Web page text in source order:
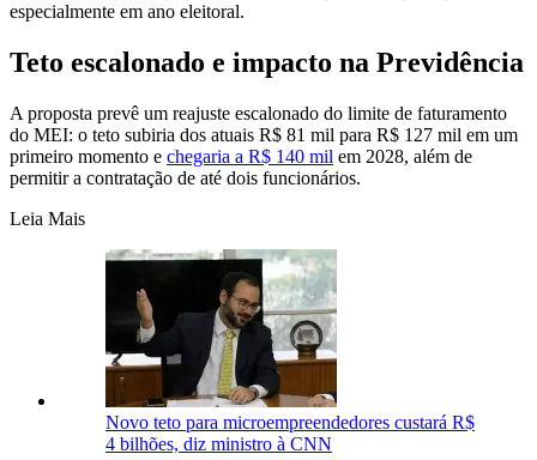
especialmente em ano eleitoral.
Teto escalonado e impacto na Previdência
A proposta prevê um reajuste escalonado do limite de faturamento
do MEI: o teto subiria dos atuais R$ 81 mil para R$ 127 mil em um
primeiro momento e chegaria a R$ 140 mil em 2028, além de
permitir a contratação de até dois funcionários.
Leia Mais
Novo teto para microempreendedores custará R$
4 bilhões, diz ministro à CNN